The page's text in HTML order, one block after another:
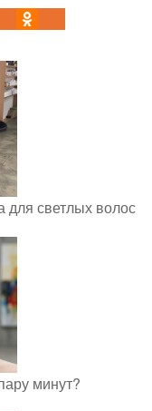
для светлых волос
минут?